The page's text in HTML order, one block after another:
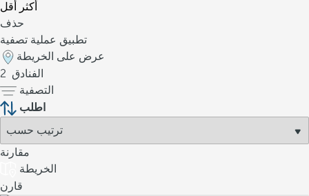
أكثر
أقل
حذف
تطبيق عملية تصفية
عرض على الخريطة
2 الفنادق
التصفية
اطلب
مقارنة
الخريطة
قارن